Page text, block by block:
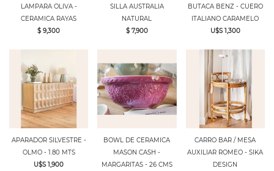
LAMPARA OLIVA -
CERAMICA RAYAS
$ 9,300
SILLA AUSTRALIA
NATURAL
$ 7,900
BUTACA BENZ - CUERO
ITALIANO CARAMELO
U$S 1,300
APARADOR SILVESTRE -
OLMO - 1.80 MTS
U$S 1,900
BOWL DE CERAMICA
MASON CASH -
MARGARITAS - 26 CMS
CARRO BAR / MESA
AUXILIAR ROMEO - SIKA
DESIGN